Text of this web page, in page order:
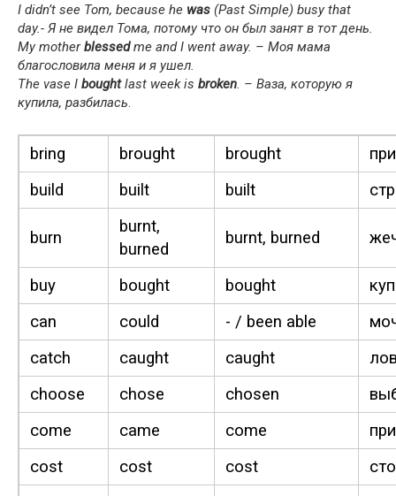
I didn’t see Tom, because he was (Past Sim­ple) busy that
day.- Я не видел Тома, потому что он был занят в тот день.
My moth­erblessedme and I went away. – Моя мама
благословила меня и я ушел.
The vase I boughtlast week is bro­ken. – Ваза, которую я
купила, разбилась.
bring brought brought
build
built built
burn
burnt,
burned
burnt, burned
buy bought bought
can
could - / been able
catch
caught caught
choose
chose cho­sen
come
came come
cost
cost cost